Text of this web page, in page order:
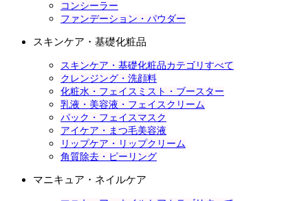
コンシーラー
ファンデーション・パウダー
スキンケア・基礎化粧品
スキンケア・基礎化粧品カテゴリすべて
クレンジング・洗顔料
化粧水・フェイスミスト・ブースター
乳液・美容液・フェイスクリーム
パック・フェイスマスク
アイケア・まつ毛美容液
リップケア・リップクリーム
角質除去・ピーリング
マニキュア・ネイルケア